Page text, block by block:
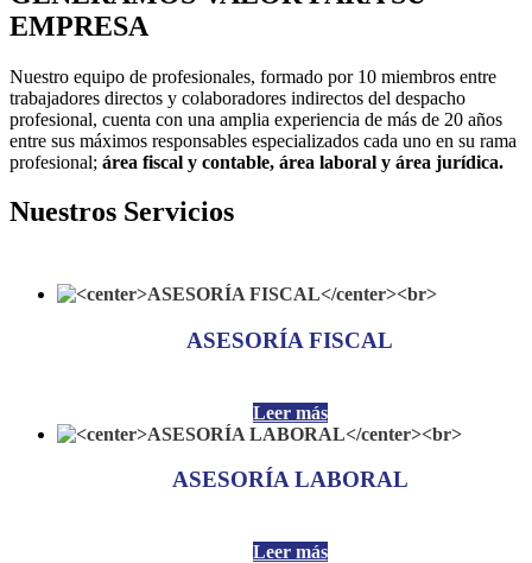
EMPRESA
Nuestro equipo de profesionales, formado por 10 miembros entre
trabajadores directos y colaboradores indirectos del despacho
profesional, cuenta con una amplia experiencia de más de 20 años
entre sus máximos responsables especializados cada uno en su rama
profesional; área fiscal y contable, área laboral y área jurídica.
Nuestros Servicios
ASESORÍA FISCAL
Leer más
ASESORÍA LABORAL
Leer más